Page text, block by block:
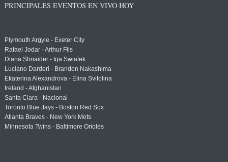
PRINCIPALES EVENTOS EN VIVO HOY
Plymouth Argyle - Exeter City
Rafael Jodar - Arthur Fils
Diana Shnaider - Iga Swiatek
Luciano Darderi - Brandon Nakashima
Ekaterina Alexandrova - Elina Svitolina
Ireland - Afghanistan
Santa Clara - Nacional
Toronto Blue Jays - Boston Red Sox
Atlanta Braves - New York Mets
Minnesota Twins - Baltimore Orioles